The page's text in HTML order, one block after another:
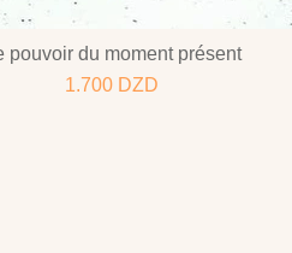
pouvoir du moment présent
1.700 DZD